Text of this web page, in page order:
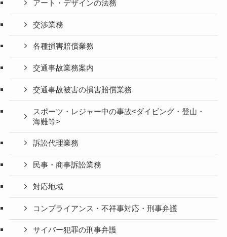
アート・デザインの法務
交渉業務
各種損害賠償業務
交通事故業務案内
交通事故被害の損害賠償業務
スポーツ・レジャー中の事故<ダイビング・登山・
海難等>
訴訟代理業務
民事・商事訴訟業務
対応地域
コンプライアンス・不祥事対応・刑事弁護
サイバー犯罪の刑事弁護